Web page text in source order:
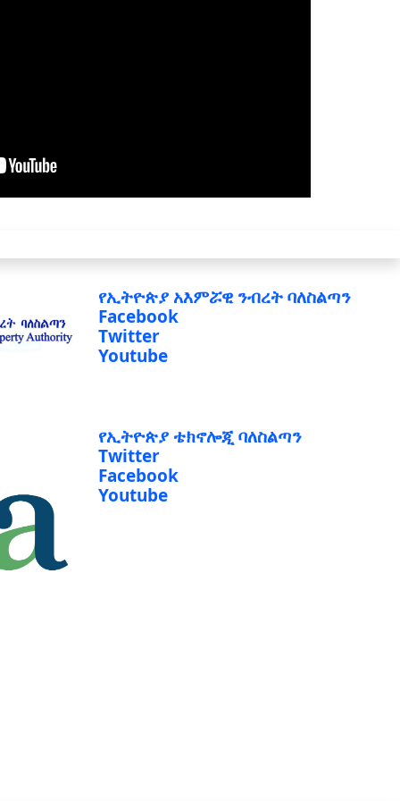
የኢትዮጵያ አእምሯዊ ንብረት ባለስልጣን
Facebook
Twitter
Youtube
የኢትዮጵያ ቴክኖሎጂ ባለስልጣን
Twitter
Facebook
Youtube